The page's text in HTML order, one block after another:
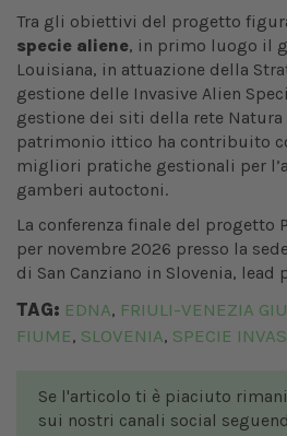
Tra gli obiettivi del progetto
specie aliene, in primo luogo il
Louisiana, in attuazione della
gestione delle Invasive Alien
gestione dei siti della rete Natura
patrimonio ittico ha contribuito
migliori pratiche gestionali per
gamberi autoctoni.
La conferenza finale del progetto
per novembre 2026 presso la
di San Canziano in Slovenia,
TAG: EDNA, FRIULI-VENEZIA
FIUME, SLOVENIA, SPECIE
Se l'articolo ti è piaciuto
sui nostri canali social